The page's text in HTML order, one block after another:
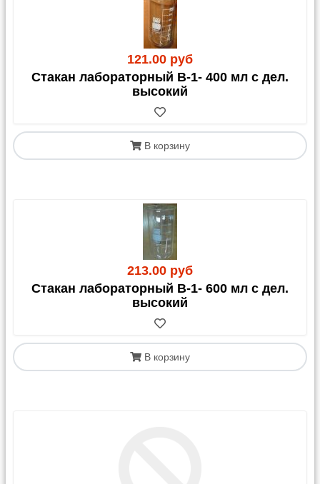
121.00 руб
Стакан лабораторный В-1- 400 мл с дел.
высокий
В корзину
213.00 руб
Стакан лабораторный В-1- 600 мл с дел.
высокий
В корзину